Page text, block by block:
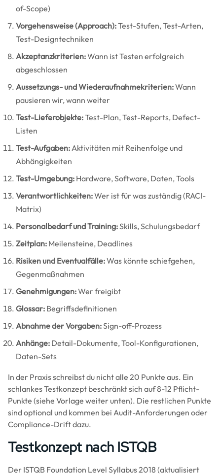
of-Scope)
Vorgehensweise (Approach):Test-Stufen, Test-Arten,
Test-Designtechniken
Akzeptanzkriterien:Wann ist Testen erfolgreich
abgeschlossen
Aussetzungs- und Wiederaufnahmekriterien:Wann
pausieren wir, wann weiter
Test-Lieferobjekte:Test-Plan, Test-Reports, Defect-
Listen
Test-Aufgaben:Aktivitäten mit Reihenfolge und
Abhängigkeiten
Test-Umgebung: Hardware, Software, Daten, Tools
Verantwortlichkeiten:Wer ist für was zuständig (RACI-
Matrix)
Personalbedarf und Training:Skills, Schulungsbedarf
Zeitplan: Meilensteine, Deadlines
Risiken und Eventualfälle:Was könnte schiefgehen,
Gegenmaßnahmen
Genehmigungen:Wer freigibt
Glossar: Begriffsdefinitionen
Abnahme der Vorgaben:Sign-off-Prozess
Anhänge: Detail-Dokumente, Tool-Konfigurationen,
Daten-Sets
In der Praxis schreibst du nicht alle 20 Punkte aus. Ein
schlankes Testkonzept beschränkt sich auf 8-12 Pflicht-
Punkte (siehe Vorlage weiter unten). Die restlichen Punkte
sind optional und kommen bei Audit-Anforderungen oder
Compliance-Drift dazu.
Testkonzept nach ISTQB
Der ISTQB Foundation Level Syllabus 2018 (aktualisiert